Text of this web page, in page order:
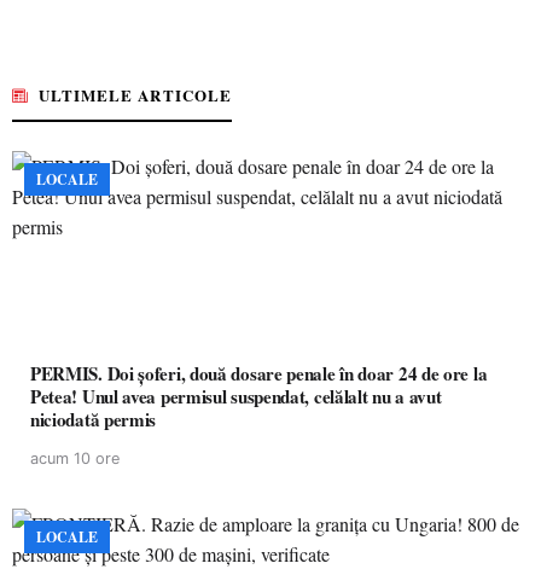
ULTIMELE ARTICOLE
LOCALE
PERMIS. Doi șoferi, două dosare penale în doar 24 de ore la
Petea! Unul avea permisul suspendat, celălalt nu a avut
niciodată permis
acum 10 ore
LOCALE